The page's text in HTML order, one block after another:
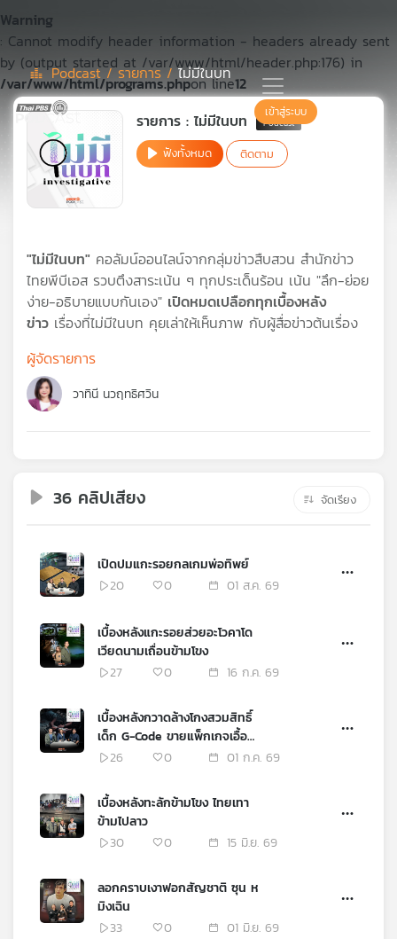
Podcast
เพล
เพล
สต์
ของ
คุณ
กิจกรรม
เกี่ยว
เครือ
เข้าสู่ระบบ
Warning
: Cannot modify header information - headers already sent
by (output started at /var/www/html/header.php:176) in
/var/www/html/programs.phpon line12
Podcast /รายการ /ไม่มีในบท
รายการ : ไม่มีในบท
ฟังทั้งหมด ติดตาม
"ไม่มีในบท" คอลัมน์ออนไลน์จากกลุ่มข่าวสืบสวน สำนักข่าว
ไทยพีบีเอส รวบตึงสาระเน้น ๆ ทุกประเด็นร้อน เน้น "ลึก-ย่อย
ง่าย-อธิบายแบบกันเอง" เปิดหมดเปลือกทุกเบื้องหลัง
ข่าว เรื่องที่ไม่มีในบท คุยเล่าให้เห็นภาพ กับผู้สื่อข่าวต้นเรื่อง
ผู้จัดรายการ
วาทินี นวฤทธิศวิน
36 คลิปเสียง จัดเรียง
เปิดปมแกะรอยกลเกมพ่อทิพย์
20
0 01 ส.ค. 69
เบื้องหลังแกะรอยส่วยอะโวคาโด
เวียดนามเถื่อนข้ามโขง
27
0 16 ก.ค. 69
เบื้องหลังกวาดล้างโกงสวมสิทธิ์
เด็ก G-Code ขายแพ็กเกจเอื้อ
อาชญากรรมข้ามชาติ
26 0 01 ก.ค. 69
เบื้องหลังทะลักข้ามโขง ไทยเทา
ข้ามไปลาว
30
0 15 มิ.ย. 69
ลอกคราบเงาฟอกสัญชาติ ซุน ห
มิงเฉิน
33
0 01 มิ.ย. 69